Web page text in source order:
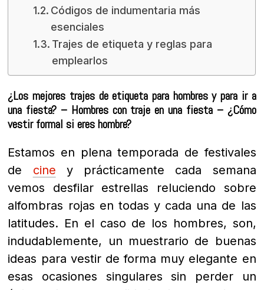
Códigos de indumentaria más
esenciales
Trajes de etiqueta y reglas para
emplearlos
¿Los mejores trajes de etiqueta para hombres y para ir a
una fiesta? – Hombres con traje en una fiesta – ¿Cómo
vestir formal si eres hombre?
Estamos en plena temporada de festivales
de cine y prácticamente cada semana
vemos desfilar estrellas reluciendo sobre
alfombras rojas en todas y cada una de las
latitudes. En el caso de los hombres, son,
indudablemente, un muestrario de buenas
ideas para vestir de forma muy elegante en
esas ocasiones singulares sin perder un